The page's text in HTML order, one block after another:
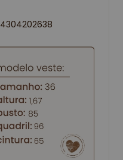
4304202638